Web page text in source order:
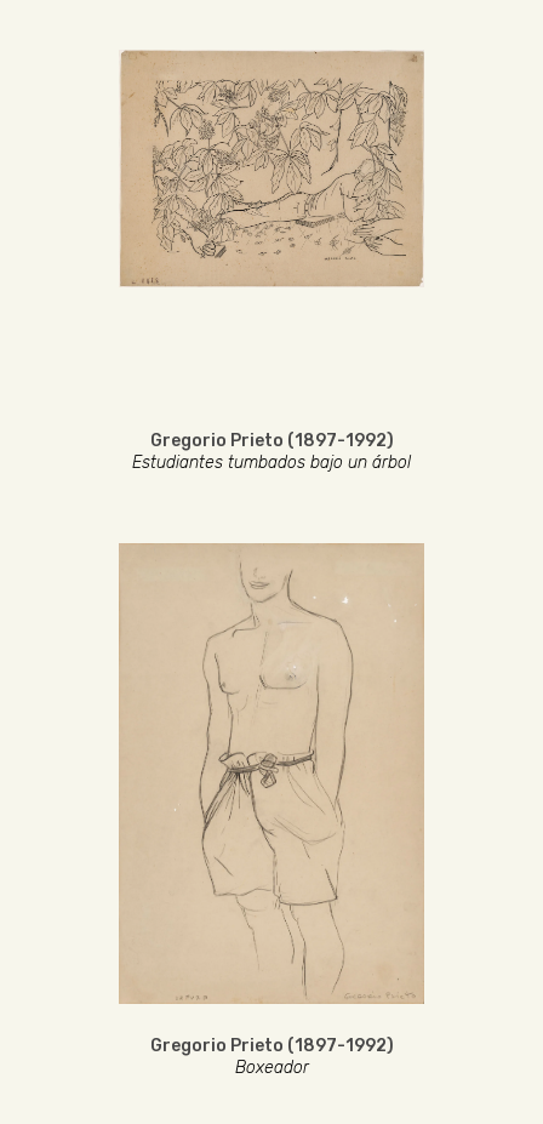
Gregorio Prieto (1897-1992)
Estudiantes tumbados bajo un árbol
Gregorio Prieto (1897-1992)
Boxeador